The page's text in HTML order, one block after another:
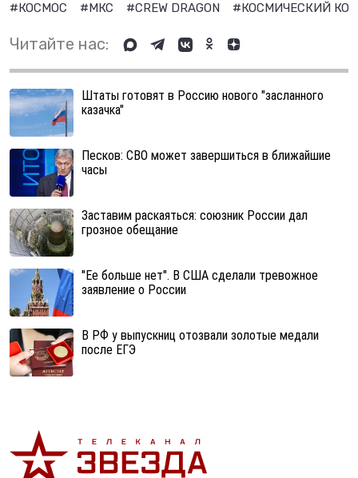
#КОСМОС #МКС #CREW DRAGON #КОСМИЧЕСКИЙ
Читайте нас:
Штаты готовят в Россию нового "засланного
казачка"
Песков: СВО может завершиться в ближайшие
часы
Заставим раскаяться: союзник России дал
грозное обещание
"Ее больше нет". В США сделали тревожное
заявление о России
В РФ у выпускниц отозвали золотые медали
после ЕГЭ